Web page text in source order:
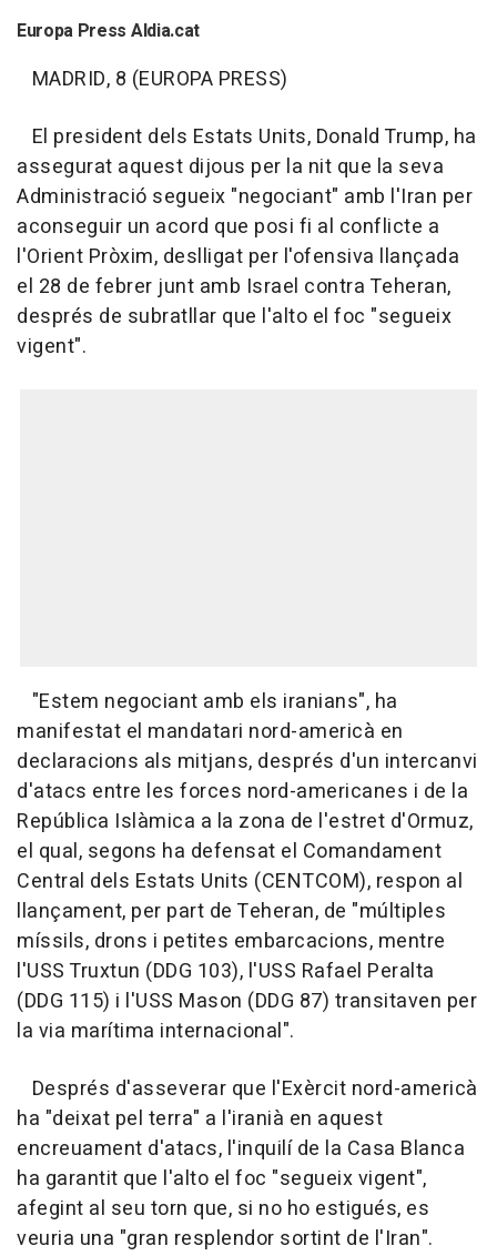
Europa Press Aldia.cat
MADRID, 8 (EUROPA PRESS)
El president dels Estats Units, Donald Trump, ha
assegurat aquest dijous per la nit que la seva
Administració segueix "negociant" amb l'Iran per
aconseguir un acord que posi fi al conflicte a
l'Orient Pròxim, deslligat per l'ofensiva llançada
el 28 de febrer junt amb Israel contra Teheran,
després de subratllar que l'alto el foc "segueix
vigent".
"Estem negociant amb els iranians", ha
manifestat el mandatari nord-americà en
declaracions als mitjans, després d'un intercanvi
d'atacs entre les forces nord-americanes i de la
República Islàmica a la zona de l'estret d'Ormuz,
el qual, segons ha defensat el Comandament
Central dels Estats Units (CENTCOM), respon al
llançament, per part de Teheran, de "múltiples
míssils, drons i petites embarcacions, mentre
l'USS Truxtun (DDG 103), l'USS Rafael Peralta
(DDG 115) i l'USS Mason (DDG 87) transitaven per
la via marítima internacional".
Després d'asseverar que l'Exèrcit nord-americà
ha "deixat pel terra" a l'iranià en aquest
encreuament d'atacs, l'inquilí de la Casa Blanca
ha garantit que l'alto el foc "segueix vigent",
afegint al seu torn que, si no ho estigués, es
veuria una "gran resplendor sortint de l'Iran".